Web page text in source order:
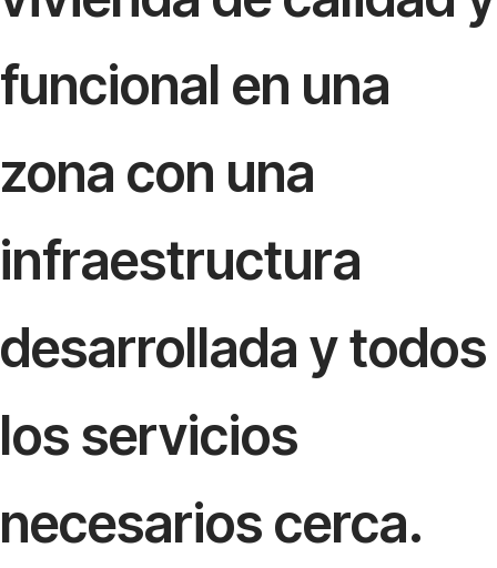
funcional en una
zona con una
infraestructura
desarrollada y todos
los servicios
necesarios cerca.